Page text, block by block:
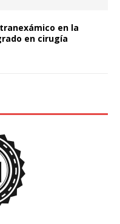
en la
en cirugía